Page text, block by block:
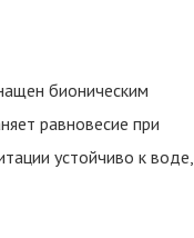
бионическим
равновесие при
устойчиво к воде,